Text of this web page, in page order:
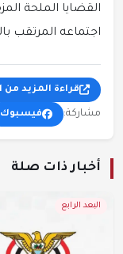
القضايا الملحة
اجتماعه المرتقب
قراءة المزيد
مشاركة: فيسبوك
أخبار ذات صلة
البعد الرابع